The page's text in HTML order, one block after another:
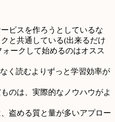
ビスを作ろうとしているな
と共通している(出来るだけ
ークして始めるのはオスス
く読むよりずっと学習効率が
のは、実際的なノウハウがよ
盗める質と量が多いアプロー